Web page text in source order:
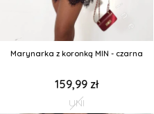
Marynarka z koronką MIN - czarna
159,99 zł
UNI